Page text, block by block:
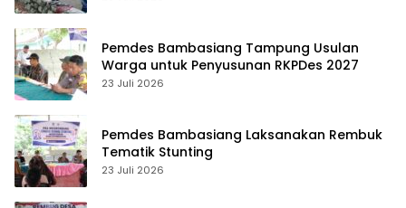
Pemdes Bambasiang Tampung Usulan
Warga untuk Penyusunan RKPDes 2027
23 Juli 2026
Pemdes Bambasiang Laksanakan Rembuk
Tematik Stunting
23 Juli 2026